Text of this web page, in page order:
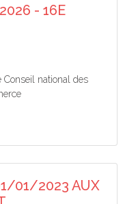
- 16E
Conseil national des
01/2023 AUX